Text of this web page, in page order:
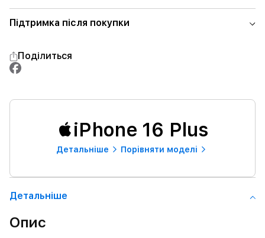
Підтримка після покупки
Поділиться
iPhone 16 Plus
Детальнiше Порівняти моделі
Детальнiше
Опис